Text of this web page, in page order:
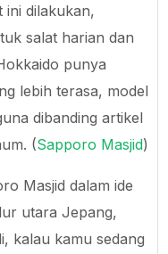
ini dilakukan,
salat harian dan
punya
lebih terasa, model
dibanding artikel
(Sapporo Masjid)
Masjid dalam ide
utara Jepang,
kalau kamu sedang